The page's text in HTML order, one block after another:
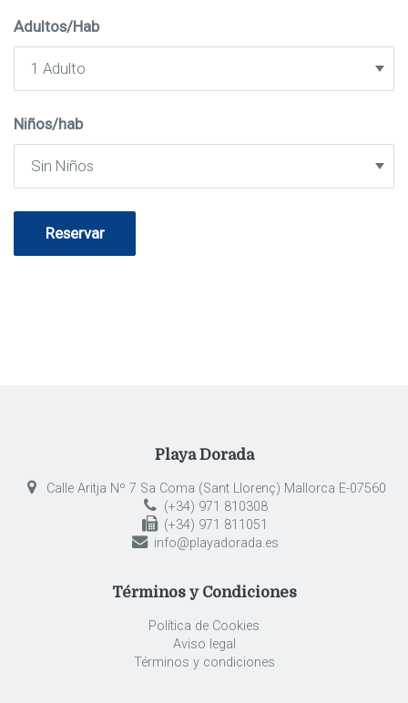
Adultos/Hab
Niños/hab
Playa Dorada
Calle Aritja Nº 7 Sa Coma (Sant Llorenç) Mallorca E-07560
(+34) 971 810308
(+34) 971 811051
info@playadorada.es
Términos y Condiciones
Política de Cookies
Aviso legal
Términos y condiciones